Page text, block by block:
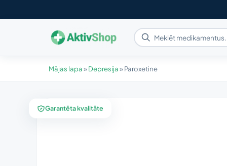
Mājas lapa»Depresija»Paroxetine
Garantēta kvalitāte